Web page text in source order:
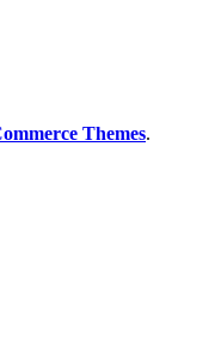
Themes.